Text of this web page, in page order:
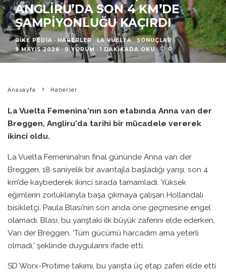
ANGLIRU’DA SON 4 KM’DE
ŞAMPIYONLUĞU KAÇIRDI
BIKE PEDIA · HABERLER LA VUELTA SONUÇLAR ·
9 MAYIS 2026 · 0 YORUM · 1 DAKIKADA OKU · 0
Anasayfa Haberler
La Vuelta Femenina'nın son etabında Anna van der
Breggen, Angliru'da tarihi bir mücadele vererek
ikinci oldu.
La Vuelta Femenina’nın final gününde Anna van der
Breggen, 18 saniyelik bir avantajla başladığı yarışı, son 4
km’de kaybederek ikinci sırada tamamladı. Yüksek
eğimlerin zorluklarıyla başa çıkmaya çalışan Hollandalı
bisikletçi, Paula Blasi’nin son anda öne geçmesine engel
olamadı. Blasi, bu yarıştaki ilk büyük zaferini elde ederken,
Van der Breggen, ‘Tüm gücümü harcadım ama yeterli
olmadı,’ şeklinde duygularını ifade etti.
SD Worx-Protime takımı, bu yarışta üç etap zaferi elde etti